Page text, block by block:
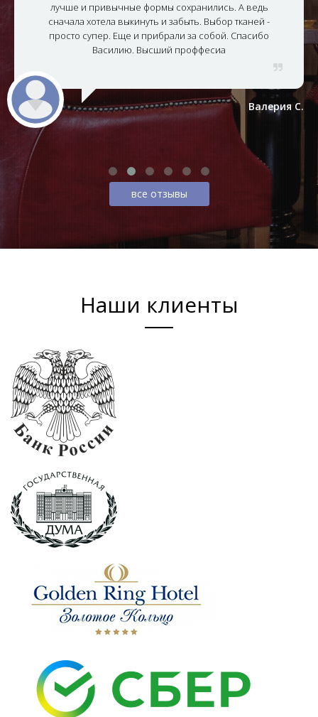
лучше и привычные формы сохранились. А ведь
сначала хотела выкинуть и забыть. Выбор тканей -
просто супер. Еще и прибрали за собой. Спасибо
Василию. Высший проффесиа
Валерия С.
все отзывы
Наши клиенты